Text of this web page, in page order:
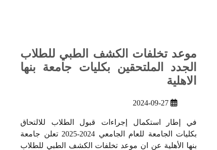
موعد تخلفات الكشف الطبي للطلاب
الجدد الملتحقين بكليات جامعة بنها
الاهلية
2024-09-27
في إطار استكمال إجراءات قبول الطلاب للالتحاق
بكليات الجامعة للعام الجامعي 2024-2025 تعلن جامعة
بنها الأهلية عن ان موعد تخلفات الكشف الطبي للطلاب